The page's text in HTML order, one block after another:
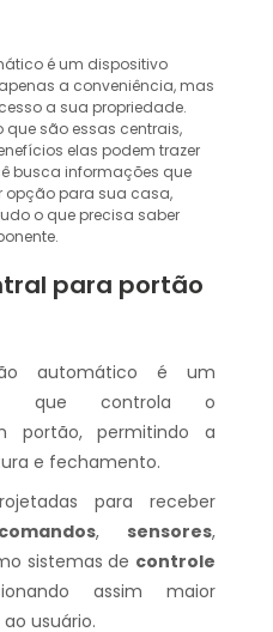
é um dispositivo
a conveniência, mas
a sua propriedade.
que são essas centrais,
elas podem trazer
busca informações que
opção para sua casa,
o que precisa saber
para portão
automático é um
que controla o
portão, permitindo a
e fechamento.
para receber
, sensores,
sistemas de controle
assim maior
usuário.